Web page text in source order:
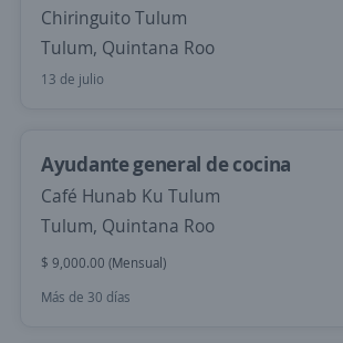
Chiringuito Tulum
Tulum, Quintana Roo
13 de julio
Ayudante general de cocina
Café Hunab Ku Tulum
Tulum, Quintana Roo
$ 9,000.00 (Mensual)
Más de 30 días